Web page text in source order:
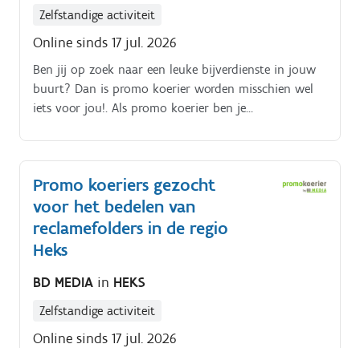
Zelfstandige activiteit
Online sinds 17 jul. 2026
Ben jij op zoek naar een leuke bijverdienste in jouw
buurt? Dan is promo koerier worden misschien wel
iets voor jou!. Als promo koerier ben je
Je kiest daarbij zelf hoe je dat doet (met de fiets, te
voet, bromfiets, … ) De folderpakketten moeten
tussen zondagochtend en dinsdagavond in de
brievenbussen belanden Je kiest binnen die
tijdspanne zelf wanneer je de pakketten rondbrengt
eigen beschikbaarheid De opdracht is in zelfstandig
wordt tijdens een gesprek in het dichtstbijzijnde
kantoor of via een videocall gegeven.
Promo koeriers gezocht
voor het bedelen van
reclamefolders in de regio
Heks
BD MEDIA in HEKS
Zelfstandige activiteit
Online sinds 17 jul. 2026